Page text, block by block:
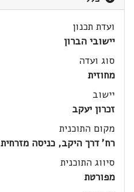
ועדת תכנון
יישובי הברון
סוג ועדה
מחוזית
יישוב
זכרון יעקב
מקום התוכנית
רח' דרך היקב, כניסה מזרחית
סיווג התוכנית
מפורטת